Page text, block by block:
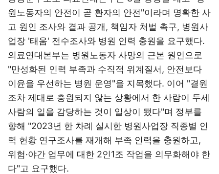
원노동자의 안전이 곧 환자의 안전"이라며 명확한 사
고 원인 조사와 결과 공개, 책임자 처벌 촉구, 병원사
업장 '태움' 전수조사와 병원 인력 충원을 요구했다.
의료연대본부는 병원노동자 사망의 근본 원인으로
"만성화된 인력 부족과 수직적 위계질서, 안전보다
이윤을 우선하는 병원 운영"을 지목했다. 이어 "결원
조차 제대로 충원되지 않는 상황에서 한 사람이 두세
사람의 일을 감당하는 것이 일상이 됐다"며 정부를
향해 "2023년 한 차례 실시한 병원사업장 직종별 인
력 현황 연구조사를 재개해 부족 인력을 충원하고,
위험·야간 업무에 대한 2인1조 작업을 의무화해야 한
다"고 요구했다.